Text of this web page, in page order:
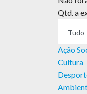
Limit
Qtd. a
Ação
Cultura